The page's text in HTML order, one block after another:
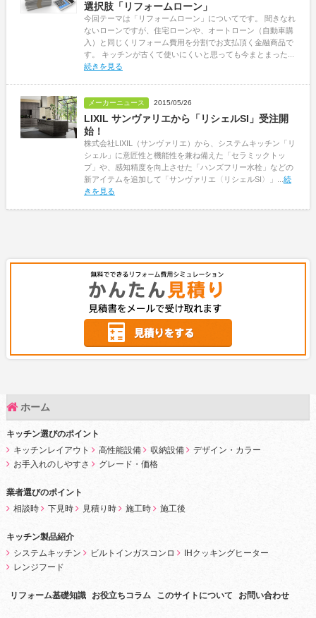
選択肢「リフォームローン」
今回テーマは「リフォームローン」についてです。 聞きなれ
ないローンですが、住宅ローンや、オートローン（自動車購
入）と同じくリフォーム費用を分割でお支払頂く金融商品で
す。 キッチンが古くて使いにくいと思っても今まとまった...
続きを見る
メーカーニュース 2015/05/26
LIXIL サンヴァリエから「リシェルSI」受注開
始！
株式会社LIXIL（サンヴァリエ）から、システムキッチン「リ
シェル」に意匠性と機能性を兼ね備えた「セラミックトッ
プ」や、感知精度を向上させた「ハンズフリー水栓」などの
新アイテムを追加して「サンヴァリエ〈リシェルSI〉」... 続
きを見る
ホーム
キッチン選びのポイント
キッチンレイアウト
高性能設備 収納設備
デザイン・カラー
お手入れのしやすさ
グレード・価格
業者選びのポイント
相談時
下見時 見積り時 施工時 施工後
キッチン製品紹介
システムキッチン
ビルトインガスコンロ
IHクッキングヒーター
レンジフード
リフォーム基礎知識 お役立ちコラム このサイトについて お問い合わせ